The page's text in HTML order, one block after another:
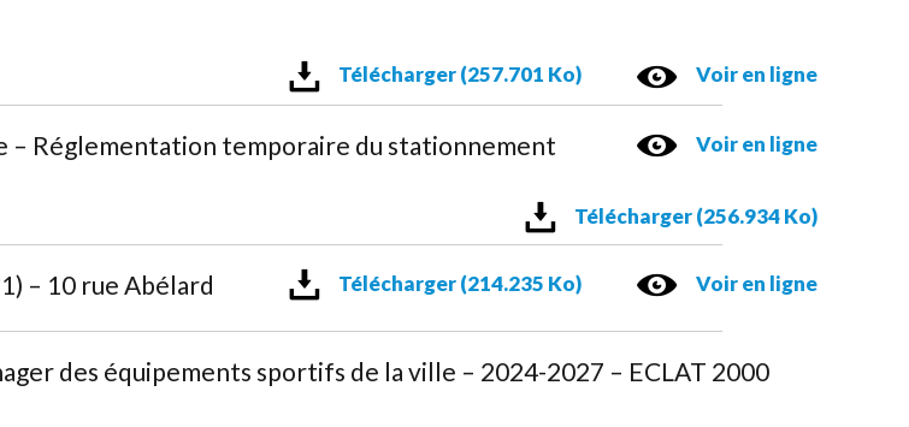
Voir en ligne
Télécharger (257.701 Ko)
– Réglementation temporaire du stationnement Voir en ligne
Télécharger (256.934 Ko)
– 10 rue Abélard Voir en ligne
Télécharger (214.235 Ko)
des équipements sportifs de la ville – 2024-2027 – ECLAT 2000